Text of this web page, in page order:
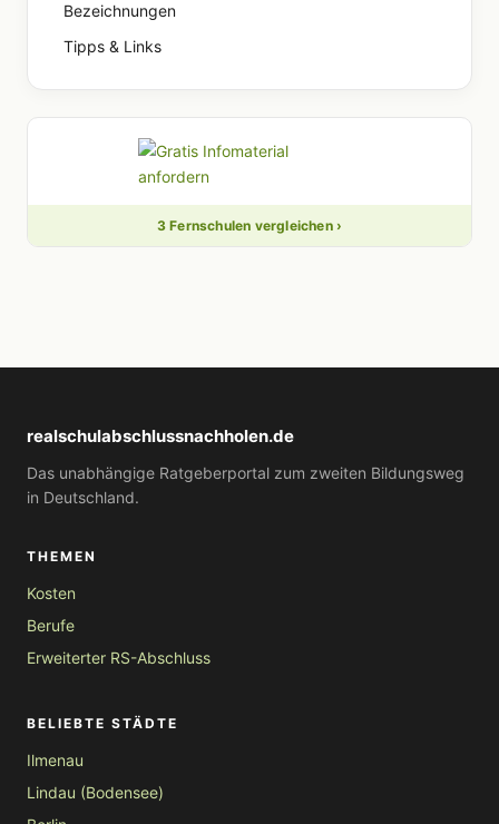
Bezeichnungen
Tipps & Links
3 Fernschulen vergleichen ›
realschulabschlussnachholen.de
Das unabhängige Ratgeberportal zum zweiten Bildungsweg
in Deutschland.
THEMEN
Kosten
Berufe
Erweiterter RS-Abschluss
BELIEBTE STÄDTE
Ilmenau
Lindau (Bodensee)